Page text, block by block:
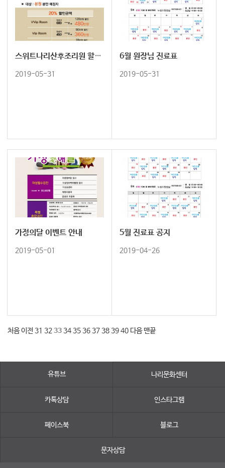
스위트나리산후조리원 할인율 변경안내
2019-05-31
6월 원장님 진료표
2019-05-31
가정의달 이벤트 안내
2019-05-01
5월 진료표 공지
2019-04-26
처음이전 31 32 3334353637383940 다음 맨끝
유튜브 나리문화센터
카톡상담 인스타그램
페이스북 블로그
문자상담